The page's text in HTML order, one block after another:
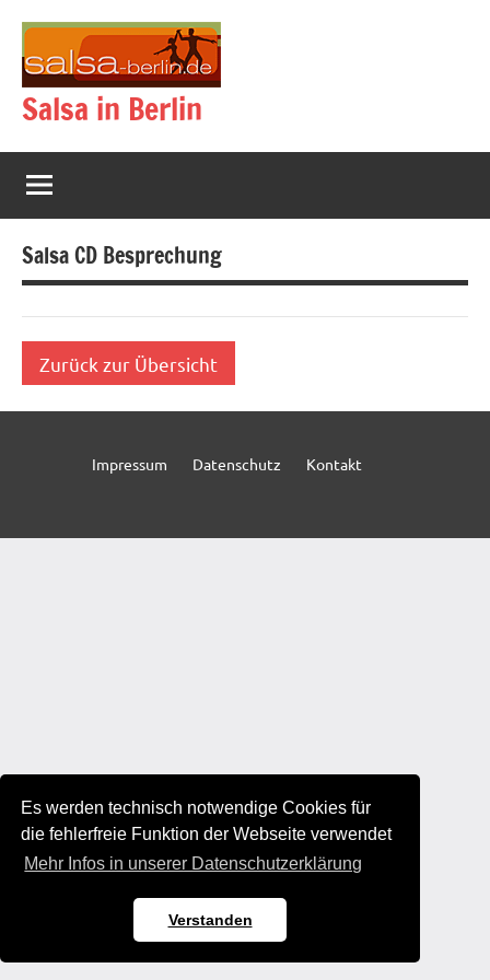
Es werden technisch notwendige Cookies für
die fehlerfreie Funktion der Webseite verwendet
Mehr Infos in unserer Datenschutzerklärung
Verstanden
springen
Salsa in Berlin
Salsa CD Besprechung
Zurück zur Übersicht
Impressum Datenschutz Kontakt